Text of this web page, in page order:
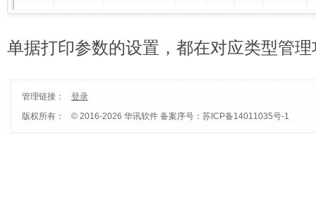
单据打印参数的设置，都在对应类型管
管理链接：
登录
版权所有：
© 2016-2026 华讯软件 备案序号：苏ICP备14011035号-1